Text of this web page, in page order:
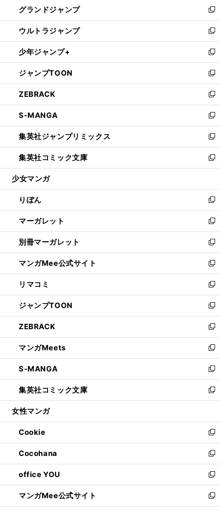
で
開
く
ド
ウ
で
開
く
ィ
ン
ド
ウ
で
開
く
い
ウ
ィ
ン
ド
ウ
で
開
く
グランドジャンプ
新
し
い
ウ
ィ
ン
ド
ウ
で
開
く
ウルトラジャンプ
新
し
い
ウ
ィ
ン
ド
ウ
で
開
く
少年ジャンプ+
新
し
い
ウ
ィ
ン
ド
ウ
で
開
く
ジャンプTOON
新
し
い
ウ
ィ
ン
ド
ウ
で
開
ZEBRACK
新
し
い
ウ
ィ
ン
ド
ウ
開
く
S-MANGA
新
し
い
ウ
ィ
ン
ウ
で
開
く
集英社ジャンプリミックス
新
し
い
ウ
ン
ド
ウ
で
開
く
集英社コミック文庫
新
し
ウ
ィ
ン
ド
ウ
で
開
く
少女マンガ
りぼん
新
し
い
ウ
ィ
ン
ド
ウ
で
開
く
マーガレット
新
し
い
ウ
ィ
ン
ド
ウ
で
開
く
別冊マーガレット
新
し
い
ウ
ィ
ン
ド
ウ
で
開
く
マンガMee公式サイト
新
し
い
ウ
ィ
ン
ド
ウ
で
開
く
リマコミ
新
し
い
ウ
ィ
ン
ド
ウ
で
開
く
ジャンプTOON
新
し
い
ウ
ィ
ン
ド
ウ
で
開
ZEBRACK
新
し
い
ウ
ィ
ン
ド
ウ
開
く
マンガMeets
新
し
い
ウ
ィ
ン
ウ
で
開
く
S-MANGA
新
し
い
ウ
ン
ド
ウ
で
開
く
集英社コミック文庫
新
し
ウ
ィ
ン
ド
ウ
で
開
く
女性マンガ
Cookie
新
し
い
ウ
ィ
ン
ド
ウ
Cocohana
新
し
い
ウ
ィ
ン
office YOU
新
し
い
ウ
マンガMee公式サイト
新
し